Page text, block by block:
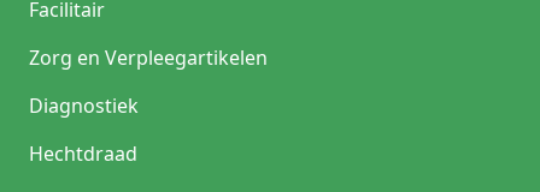
Facilitair
Zorg en Verpleegartikelen
Diagnostiek
Hechtdraad